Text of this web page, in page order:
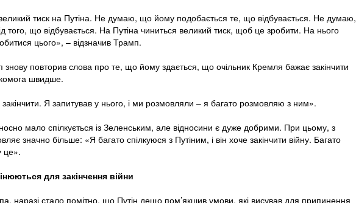
тиск на Путіна. Не думаю, що йому подобається те, що відбувається. Не думаю,
того, що відбувається. На Путіна чиниться великий тиск, щоб це зробити. На нього
цього», – відзначив Трамп.
повторив слова про те, що йому здається, що очільник Кремля бажає закінчити
швидше.
закінчити. Я запитував у нього, і ми розмовляли – я багато розмовляю з ним».
мало спілкується із Зеленським, але відносини є дуже добрими. При цьому, з
значно більше: «Я багато спілкуюся з Путіним, і він хоче закінчити війну. Багато
це».
для закінчення війни
наразі стало помітно, що Путін дещо пом’якшив умови, які висував для припинення